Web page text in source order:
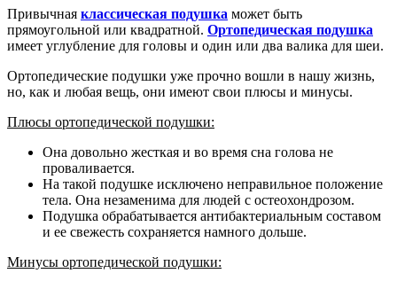
Привычная классическая подушка может быть
прямоугольной или квадратной. Ортопедическая подушка
имеет углубление для головы и один или два валика для шеи.
Ортопедические подушки уже прочно вошли в нашу жизнь,
но, как и любая вещь, они имеют свои плюсы и минусы.
Плюсы ортопедической подушки:
Она довольно жесткая и во время сна голова не
проваливается.
На такой подушке исключено неправильное положение
тела. Она незаменима для людей с остеохондрозом.
Подушка обрабатывается антибактериальным составом
и ее свежесть сохраняется намного дольше.
Минусы ортопедической подушки: